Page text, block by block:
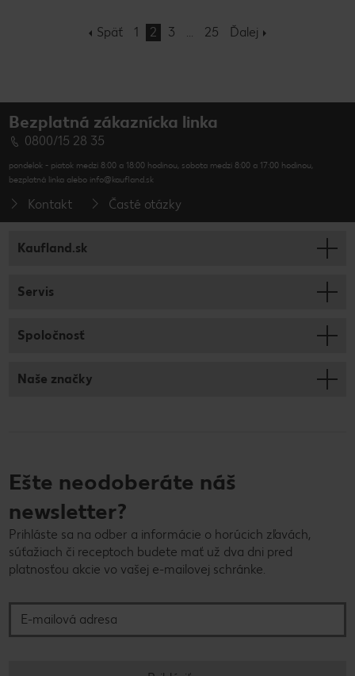
Späť 1 2 3 25 Ďalej
Bezplatná zákaznícka linka
0800/15 28 35
pondelok - piatok medzi 8:00 a 18:00 hodinou, sobota medzi 8:00 a 17:00 hodinou,
bezplatná linka alebo info@kaufland.sk
Kontakt Časté otázky
Kaufland.sk
Servis
Spoločnosť
Naše značky
Ešte neodoberáte náš
newsletter?
Prihláste sa na odber a informácie o horúcich zľavách,
súťažiach či receptoch budete mať už dva dni pred
platnosťou akcie vo vašej e-mailovej schránke.